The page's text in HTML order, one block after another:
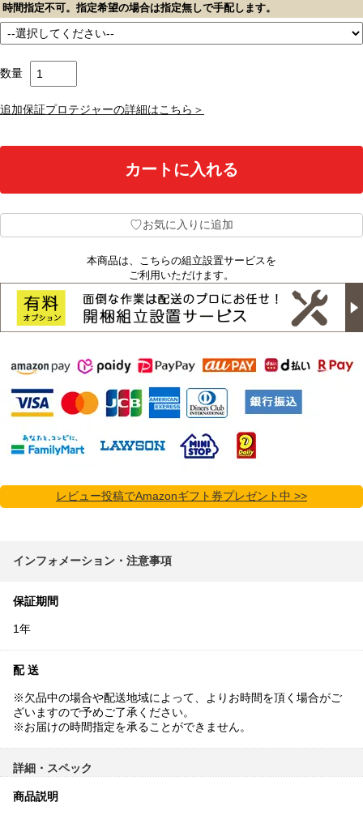
時間指定不可。指定希望の場合は指定無しで手配します。
数量
追加保証プロテジャーの詳細はこちら＞
♡お気に入りに追加
本商品は、こちらの組立設置サービスを
ご利用いただけます。
レビュー投稿でAmazonギフト券プレゼント中 >>
インフォメーション・注意事項
保証期間
1年
配 送
※欠品中の場合や配送地域によって、よりお時間を頂く場合がご
ざいますので予めご了承ください。
※お届けの時間指定を承ることができません。
詳細・スペック
商品説明